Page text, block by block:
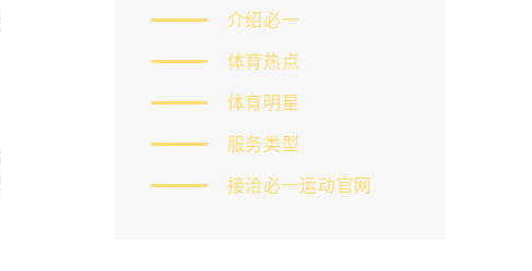
介绍必一
体育热点
体育明星
服务类型
接洽必一运动官网